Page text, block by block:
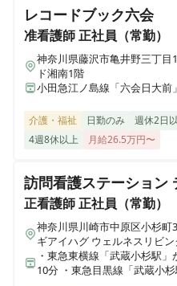
レコードブック六会
准看護師正社員（常勤）
神奈川県藤沢市亀井野三丁目
ド湘南1階
⼩⽥急江ノ島線「六会⽇⼤前
介護・福祉 日勤のみ 週休2日
4週8休以上
月給26.5万円〜
訪問看護ステーション
正看護師正社員（常勤）
神奈川県川崎市中原区小杉町
ギアイハグ ウェルネスリビン
フィス
・東急東横線「武蔵小杉駅」
10分 ・東急目黒線「武蔵小